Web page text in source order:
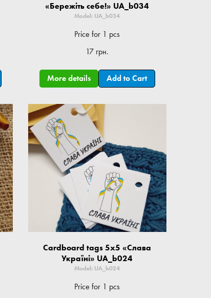
«Бережіть себе!» UA_b034
Model: UA_b034
Price for 1 pcs
17 грн.
More details Add to Cart
Cardboard tags 5x5 «Слава
Україні» UA_b024
Model: UA_b024
Price for 1 pcs